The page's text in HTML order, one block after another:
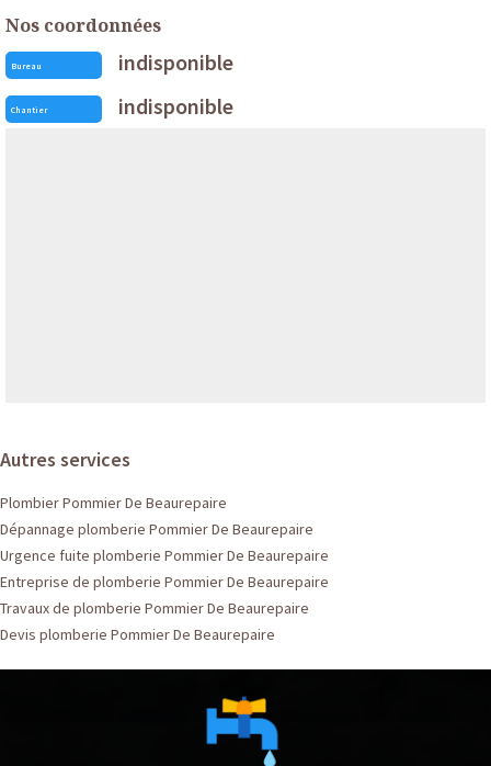
Nos coordonnées
Bureau indisponible
Chantier indisponible
Autres services
Plombier Pommier De Beaurepaire
Dépannage plomberie Pommier De Beaurepaire
Urgence fuite plomberie Pommier De Beaurepaire
Entreprise de plomberie Pommier De Beaurepaire
Travaux de plomberie Pommier De Beaurepaire
Devis plomberie Pommier De Beaurepaire